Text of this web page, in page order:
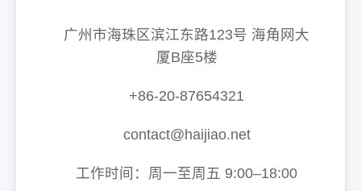
广州市海珠区滨江东路123号 海角网大
厦B座5楼
+86-20-87654321
contact@haijiao.net
工作时间：周一至周五 9:00–18:00